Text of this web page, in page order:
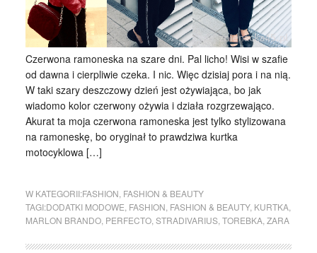
Czerwona ramoneska na szare dni. Pal licho! Wisi w szafie
od dawna i cierpliwie czeka. I nic. Więc dzisiaj pora i na nią.
W taki szary deszczowy dzień jest ożywiająca, bo jak
wiadomo kolor czerwony ożywia i działa rozgrzewająco.
Akurat ta moja czerwona ramoneska jest tylko stylizowana
na ramoneskę, bo oryginał to prawdziwa kurtka
motocyklowa […]
W KATEGORII:FASHION, FASHION & BEAUTY
TAGI:DODATKI MODOWE, FASHION, FASHION & BEAUTY, KURTKA,
MARLON BRANDO, PERFECTO,STRADIVARIUS,TOREBKA,ZARA